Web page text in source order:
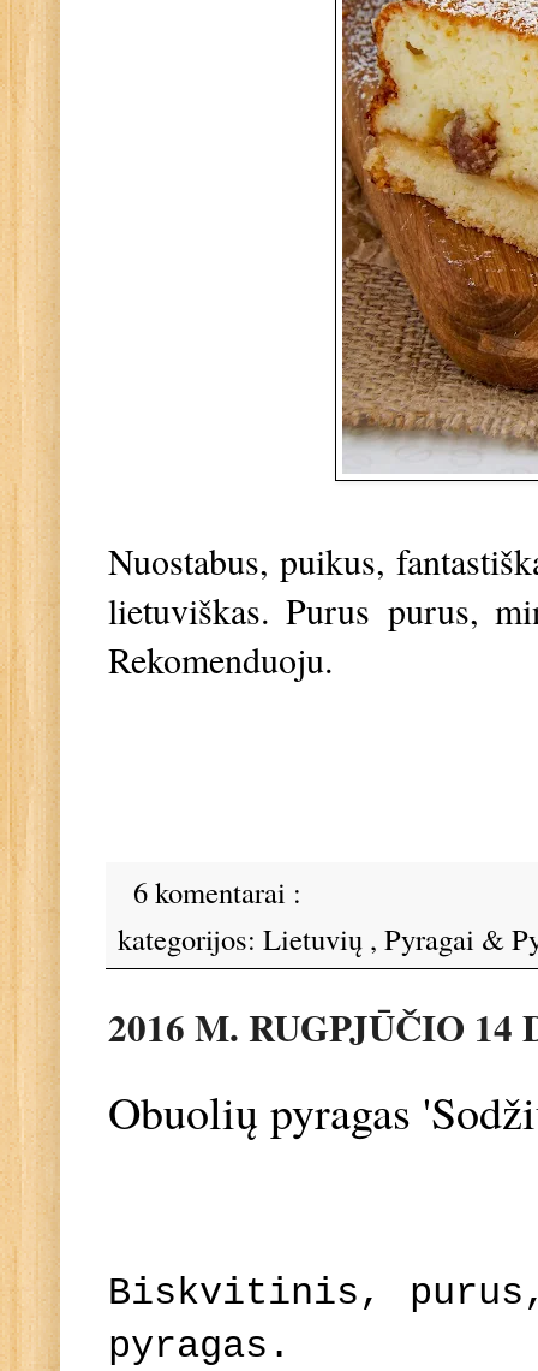
Nuostabus, puikus,
lietuviškas. Purus purus,
Rekomenduoju.
6 komentarai :
kategorijos: Lietuvių , Pyragai &
2016 M. RUGPJŪČIO
Obuolių pyragas
Biskvitinis,
pyragas.